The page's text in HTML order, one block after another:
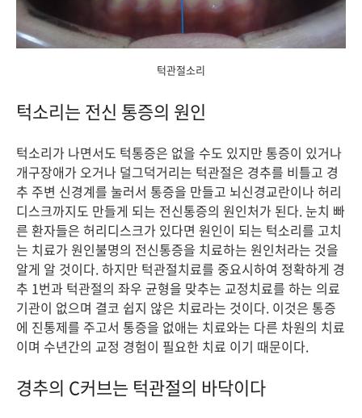
턱관절소리
턱소리는 전신 통증의 원인
턱소리가 나면서도 턱통증은 없을 수도 있지만 통증이 있거나
개구장애가 오거나 덜그덕거리는 턱관절은 경추를 비틀고 경
추 주변 신경계를 눌러서 통증을 만들고 뇌신경교란이나 허리
디스크까지도 만들게 되는 전신통증의 원인처가 된다. 눈치 빠
른 환자들은 허리디스크가 있다면 원인이 되는 턱소리를 고치
는 치료가 원인불명의 전신통증을 치료하는 원인처라는 것을
알게 알 것이다. 하지만 턱관절치료를 중요시하여 정확하게 경
추 1번과 턱관절의 좌우 균형을 맞추는 교정치료를 하는 의료
기관이 없으며 결코 쉽지 않은 치료라는 것이다. 이것은 통증
에 진통제를 주고서 통증을 없애는 치료와는 다른 차원의 치료
이며 수년간의 교정 경험이 필요한 치료 이기 때문이다.
경추의 C커브는 턱관절의 바닥이다